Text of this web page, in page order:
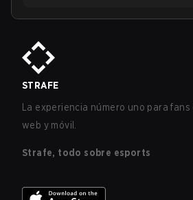
STRAFE
La experiencia número uno para
web y móvil.
Strafe, todo sobre esports